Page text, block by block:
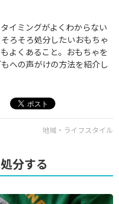
イミングがよくわからない
ろそろ処分したいおもちゃ
よくあること。おもちゃを
への声がけの方法を紹介し
地域・ライフスタイル
分する